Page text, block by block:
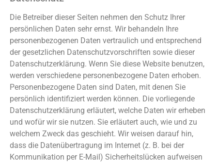
Die Betreiber dieser Seiten nehmen den Schutz Ihrer
persönlichen Daten sehr ernst. Wir behandeln Ihre
personenbezogenen Daten vertraulich und entsprechend
der gesetzlichen Datenschutzvorschriften sowie dieser
Datenschutzerklärung. Wenn Sie diese Website benutzen,
werden verschiedene personenbezogene Daten erhoben.
Personenbezogene Daten sind Daten, mit denen Sie
persönlich identifiziert werden können. Die vorliegende
Datenschutzerklärung erläutert, welche Daten wir erheben
und wofür wir sie nutzen. Sie erläutert auch, wie und zu
welchem Zweck das geschieht. Wir weisen darauf hin,
dass die Datenübertragung im Internet (z. B. bei der
Kommunikation per E-Mail) Sicherheitslücken aufweisen